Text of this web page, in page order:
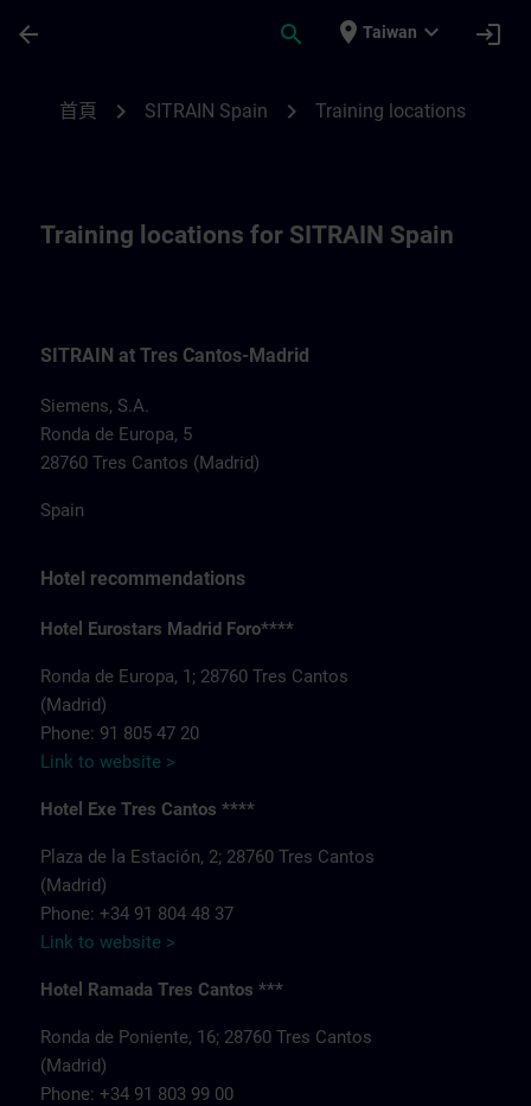
arrow_back search place Taiwan expand_more login
首頁 chevron_right SITRAIN Spain chevron_right Training locations
Training locations for SITRAIN Spain
SITRAIN at Tres Cantos-Madrid
Siemens, S.A.
Ronda de Europa, 5
28760 Tres Cantos (Madrid)
Spain
Hotel recommendations
Hotel Eurostars Madrid Foro****
Ronda de Europa, 1; 28760 Tres Cantos
(Madrid)
Phone: 91 805 47 20
Link to website >
Hotel Exe Tres Cantos ****
Plaza de la Estación, 2; 28760 Tres Cantos
(Madrid)
Phone: +34 91 804 48 37
Link to website >
Hotel Ramada Tres Cantos ***
Ronda de Poniente, 16; 28760 Tres Cantos
(Madrid)
Phone: +34 91 803 99 00